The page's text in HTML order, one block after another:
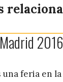
2016
feria en la